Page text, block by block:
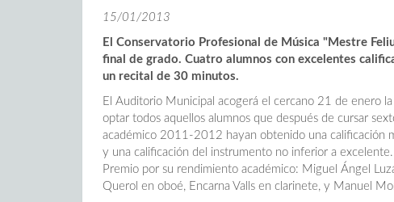
15/01/2013
El Conservatorio Profesional de Música "Mestre
final de grado. Cuatro alumnos con excelentes
un recital de 30 minutos.
El Auditorio Municipal acogerá el cercano 21 de enero
optar todos aquellos alumnos que después de cursar
académico 2011-2012 hayan obtenido una calificación
y una calificación del instrumento no inferior a
Premio por su rendimiento académico: Miguel Ángel
Querol en oboé, Encarna Valls en clarinete, y Manuel